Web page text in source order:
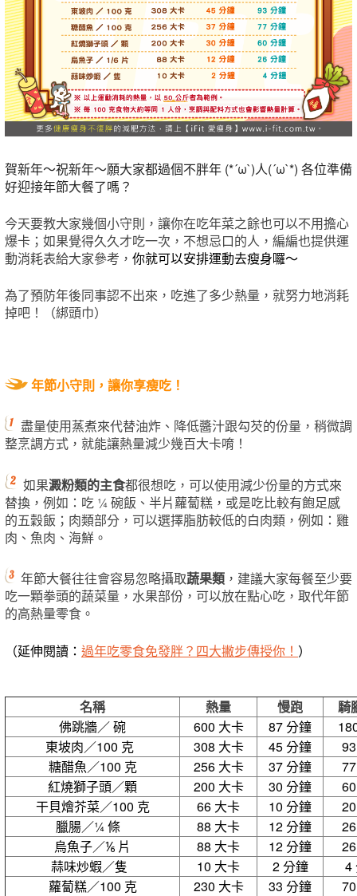
賀新年～祝新年～願大家都過個不胖年 (*´ω`)人(´ω`*) 各位準備
好迎接年節大餐了嗎？
今天要教大家幾個小守則，讓你在吃年菜之餘也可以不用擔心
爆卡；如果覺得久久才吃一次，不想忌口的人，編編也提供運
動消耗表給大家參考， 你就可以安排運動去瘦身囉～
為了預防年後同事認不出來，吃進了多少熱量，就努力地消耗
掉吧！（綁頭巾）
年節小守則，讓你享瘦吃！
盡量使用蒸煮來代替油炸、 降低醬汁跟勾芡的份量， 稍微調
整烹調方式 ，就能讓熱量減少幾百大卡唷！
如果澱粉類的主食都很想吃，可以使用減少份量的方式來
替換，例如：吃 ¼ 碗飯、半片蘿蔔糕，或是吃比較有飽足感
的五穀飯；肉類部分，可以選擇脂肪較低的白肉類，例如：雞
肉、魚肉、海鮮。
年節大餐往往會容易忽略攝取蔬果類 ，建議大家每餐至少要
吃一顆拳頭的蔬菜量，水果部份，可以放在點心吃，取代年節
的高熱量零食。
（延伸閱讀： 過年吃零食免發胖？四大撇步傳授你！ ）
名稱 熱量 慢跑
騎
佛跳牆／ 碗
600 大卡 87 分鐘
東坡肉／100 克
308 大卡 45 分鐘
糖醋魚／100 克
256 大卡 37 分鐘
紅燒獅子頭／顆
200 大卡 30 分鐘
干貝燴芥菜／100 克
66 大卡 10 分鐘
臘腸／¼ 條
88 大卡 12 分鐘
烏魚子／⅙ 片
88 大卡 12 分鐘
蒜味炒蝦／隻
10 大卡 2 分鐘
4
蘿蔔糕／100 克
230 大卡 33 分鐘